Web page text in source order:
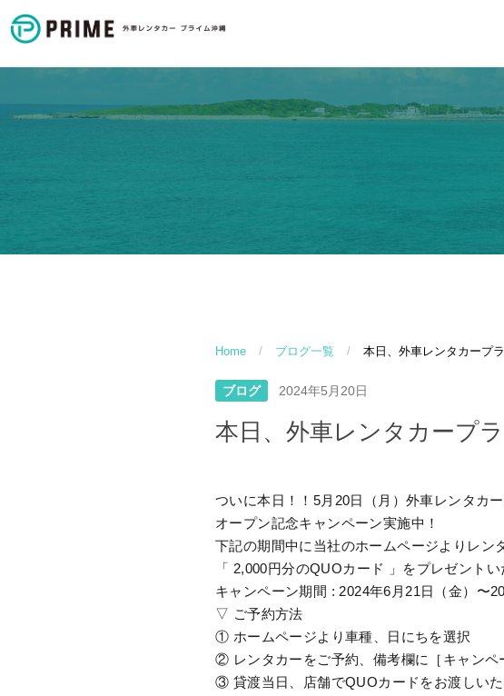
Home / ブログ一覧 / 本日、外車レンタカープ
ブログ 2024年5月20日
本日、外車レンタカープ
ついに本日！！5月20日（月）外車レンタカ
オープン記念キャンペーン実施中！
下記の期間中に当社のホームページよりレン
「 2,000円分のQUOカード 」をプレゼントい
キャンペーン期間 : 2024年6月21日（金）〜
▽ ご予約方法
① ホームページより車種、日にちを選択
② レンタカーをご予約、備考欄に［キャンペ
③ 貸渡当日、店舗でQUOカードをお渡しい